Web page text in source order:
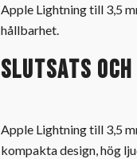
Apple Lightning till 3,5
hållbarhet.
Slutsats och
Apple Lightning till 3,5
kompakta design, hög